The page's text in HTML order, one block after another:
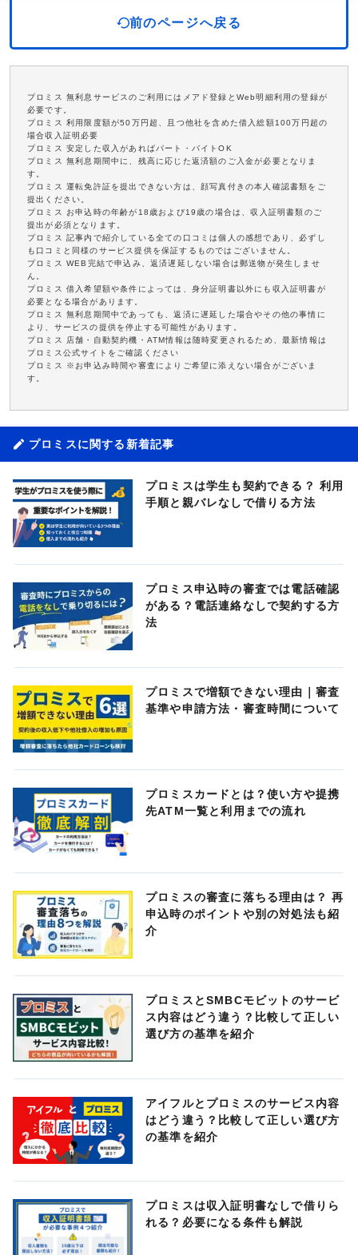
前のページへ戻る
プロミス 無利息サービスのご利用にはメアド登録とWeb明細利用の登録が
必要です。
プロミス 利用限度額が50万円超、且つ他社を含めた借入総額100万円超の
場合収入証明必要
プロミス 安定した収入があればパート・バイトOK
プロミス 無利息期間中に、残高に応じた返済額のご入金が必要となりま
す。
プロミス 運転免許証を提出できない方は、顔写真付きの本人確認書類をご
提出ください。
プロミス お申込時の年齢が18歳および19歳の場合は、収入証明書類のご
提出が必須となります。
プロミス 記事内で紹介している全ての口コミは個人の感想であり、必ずし
も口コミと同様のサービス提供を保証するものではございません。
プロミス WEB完結で申込み、返済遅延しない場合は郵送物が発生しませ
ん。
プロミス 借入希望額や条件によっては、身分証明書以外にも収入証明書が
必要となる場合があります。
プロミス 無利息期間中であっても、返済に遅延した場合やその他の事情に
より、サービスの提供を停止する可能性があります。
プロミス 店舗・自動契約機・ATM情報は随時変更されるため、最新情報は
プロミス公式サイトをご確認ください
プロミス ※お申込み時間や審査によりご希望に添えない場合がございま
す。
プロミスに関する新着記事
プロミスは学生も契約できる？ 利用
手順と親バレなしで借りる方法
プロミス申込時の審査では電話確認
がある？電話連絡なしで契約する方
法
プロミスで増額できない理由｜審査
基準や申請方法・審査時間について
プロミスカードとは？使い方や提携
先ATM一覧と利用までの流れ
プロミスの審査に落ちる理由は？ 再
申込時のポイントや別の対処法も紹
介
プロミスとSMBCモビットのサービ
ス内容はどう違う？比較して正しい
選び方の基準を紹介
アイフルとプロミスのサービス内容
はどう違う？比較して正しい選び方
の基準を紹介
プロミスは収入証明書なしで借りら
れる？必要になる条件も解説